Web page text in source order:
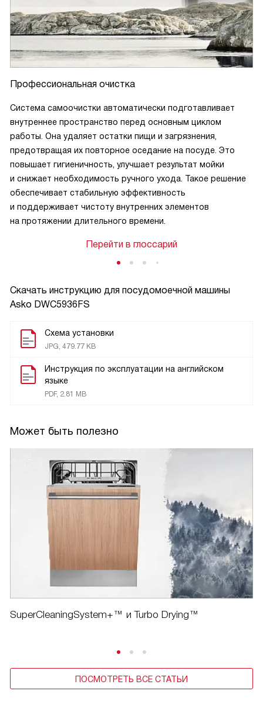
Скачать инструкцию для посудомоечной машины
Asko DWC5936FS
Схема установки
JPG, 479.77 KB
Инструкция по эксплуатации на английском
языке
PDF, 2.81 MB
Может быть полезно
SuperCleaningSystem+™ и Turbo Drying™
ПОСМОТРЕТЬ ВСЕ СТАТЬИ
Профессиональная очистка
Система самоочистки автоматически подготавливает
внутреннее пространство перед основным циклом
работы. Она удаляет остатки пищи и загрязнения,
предотвращая их повторное оседание на посуде. Это
повышает гигиеничность, улучшает результат мойки
и снижает необходимость ручного ухода. Такое решение
обеспечивает стабильную эффективность
и поддерживает чистоту внутренних элементов
на протяжении длительного времени.
Перейти в глоссарий